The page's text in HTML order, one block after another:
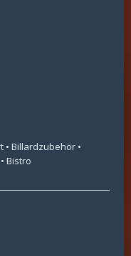
• Billardzubehör •
Bistro